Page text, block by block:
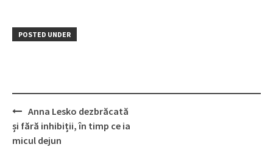
POSTED UNDER
Post
navigation
Anna Lesko dezbrăcată
și fără inhibiții, în timp ce ia
micul dejun